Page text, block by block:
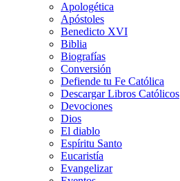
Apologética
Apóstoles
Benedicto XVI
Biblia
Biografías
Conversión
Defiende tu Fe Católica
Descargar Libros Católicos
Devociones
Dios
El diablo
Espíritu Santo
Eucaristía
Evangelizar